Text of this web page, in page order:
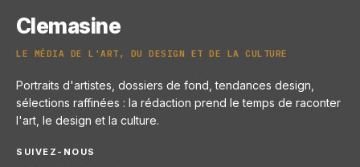
Clemasine
LE MÉDIA DE L'ART, DU DESIGN ET DE LA CULTURE
Portraits d'artistes, dossiers de fond, tendances design,
sélections raffinées : la rédaction prend le temps de raconter
l'art, le design et la culture.
SUIVEZ-NOUS